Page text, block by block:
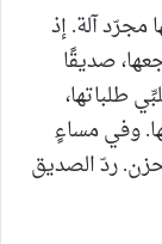
مجرّد آلة. إذ
صديقًا
طلباتها،
وفي مساءٍ
ردّ الصديق